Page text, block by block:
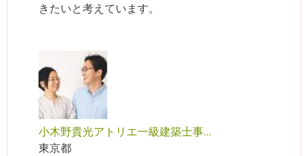
きたいと考えています。
小木野貴光アトリエ一級建築士事...
東京都